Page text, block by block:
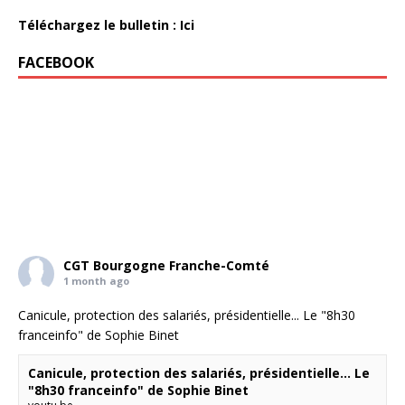
Téléchargez le bulletin : Ici
FACEBOOK
CGT Bourgogne Franche-Comté
1 month ago
Canicule, protection des salariés, présidentielle... Le "8h30
franceinfo" de Sophie Binet
Canicule, protection des salariés, présidentielle... Le
"8h30 franceinfo" de Sophie Binet